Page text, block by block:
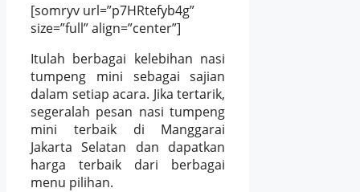
[somryv url=”p7HRtefyb4g”
size=”full” align=”center”]
Itulah berbagai kelebihan nasi
tumpeng mini sebagai sajian
dalam setiap acara. Jika tertarik,
segeralah pesan nasi tumpeng
mini terbaik di Manggarai
Jakarta Selatan dan dapatkan
harga terbaik dari berbagai
menu pilihan.